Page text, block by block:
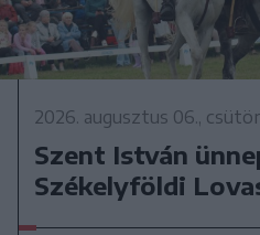
2026. augusztus 06.,
Szent István
Székelyföldi